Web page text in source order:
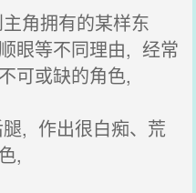
角拥有的某样东
眼等不同理由, 经常
可或缺的角色,
, 作出很白痴、荒
,